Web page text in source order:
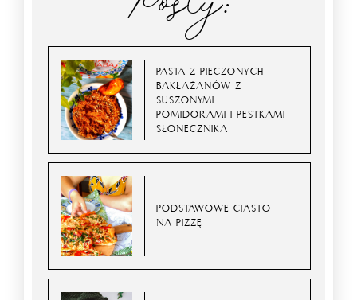
PASTA Z PIECZONYCH
BAKŁAŻANÓW Z
SUSZONYMI
POMIDORAMI I PESTKAMI
SŁONECZNIKA
PODSTAWOWE CIASTO
NA PIZZĘ